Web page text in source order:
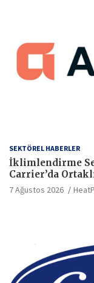
SEKTÖREL HABERLER
İklimlendirme
Carrier’da
7 Ağustos 2026